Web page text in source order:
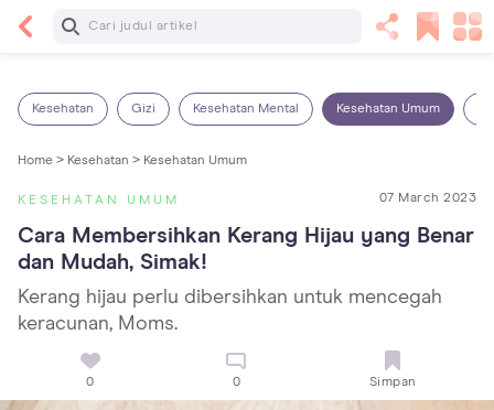
Baca Selanjutnya
Kesehatan Gizi Kesehatan Mental Kesehatan Umum
Home > Kesehatan > Kesehatan Umum
KESEHATAN UMUM 07 March 2023
Cara Membersihkan Kerang Hijau yang Benar
dan Mudah, Simak!
Kerang hijau perlu dibersihkan untuk mencegah
keracunan, Moms.
0 0 Simpan